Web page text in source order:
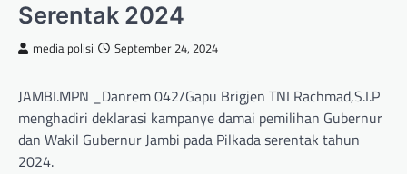
Serentak 2024
media polisi September 24, 2024
JAMBI.MPN _Danrem 042/Gapu Brigjen TNI Rachmad,S.I.P
menghadiri deklarasi kampanye damai pemilihan Gubernur
dan Wakil Gubernur Jambi pada Pilkada serentak tahun
2024.